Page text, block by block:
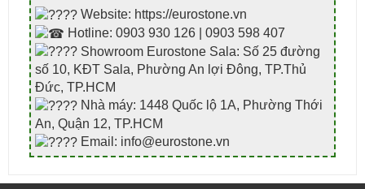
Website: https://eurostone.vn
Hotline: 0903 930 126 | 0903 598 407
Showroom Eurostone Sala: Số 25 đường
số 10, KĐT Sala, Phường An lợi Đông, TP.Thủ
Đức, TP.HCM
Nhà máy: 1448 Quốc lộ 1A, Phường Thới
An, Quận 12, TP.HCM
Email: info@eurostone.vn